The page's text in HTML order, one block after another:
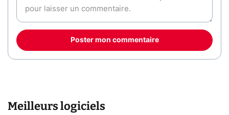
Poster mon commentaire
Meilleurs logiciels